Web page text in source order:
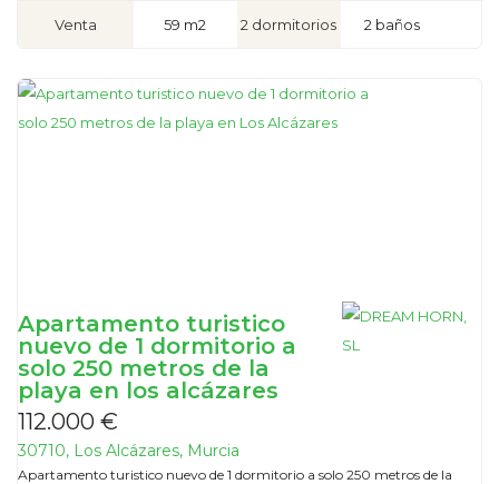
Venta 59 m2 2 dormitorios 2 baños
Apartamento turistico
nuevo de 1 dormitorio a
solo 250 metros de la
playa en los alcázares
112.000 €
30710, Los Alcázares, Murcia
Apartamento turistico nuevo de 1 dormitorio a solo 250 metros de la